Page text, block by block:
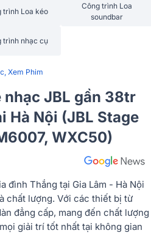
trình Loa kéo
Công trình Loa
soundbar
trình nhạc cụ
Xem Phim
nhạc JBL gần 38tr
Hà Nội (JBL Stage
WXC50)
đình Thắng tại Gia Lâm - Hà Nội
chất lượng. Với các thiết bị từ
đẳng cấp, mang đến chất lượng
giải trí tốt nhất tại không gian